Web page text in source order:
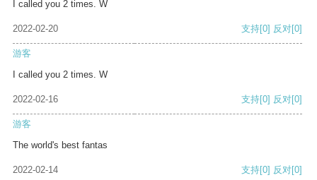
I called you 2 times. W
2022-02-20 支持[0] 反对[0]
游客
I called you 2 times. W
2022-02-16 支持[0] 反对[0]
游客
The world's best fantas
2022-02-14 支持[0] 反对[0]